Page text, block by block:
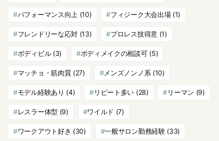
パフォーマンス向上 (10) フィジーク大会出場(1)
フレンドリーな応対 (13) プロレス技得意(1)
ボディビル(3) ボディメイクの相談可(5)
マッチョ・筋肉質(27) メンズノンノ系 (10)
モデル経験あり (4) リピート多い (28) リーマン (9)
レスラー体型 (9) ワイルド (7)
ワークアウト好き (30) 一般サロン勤務経験(33)